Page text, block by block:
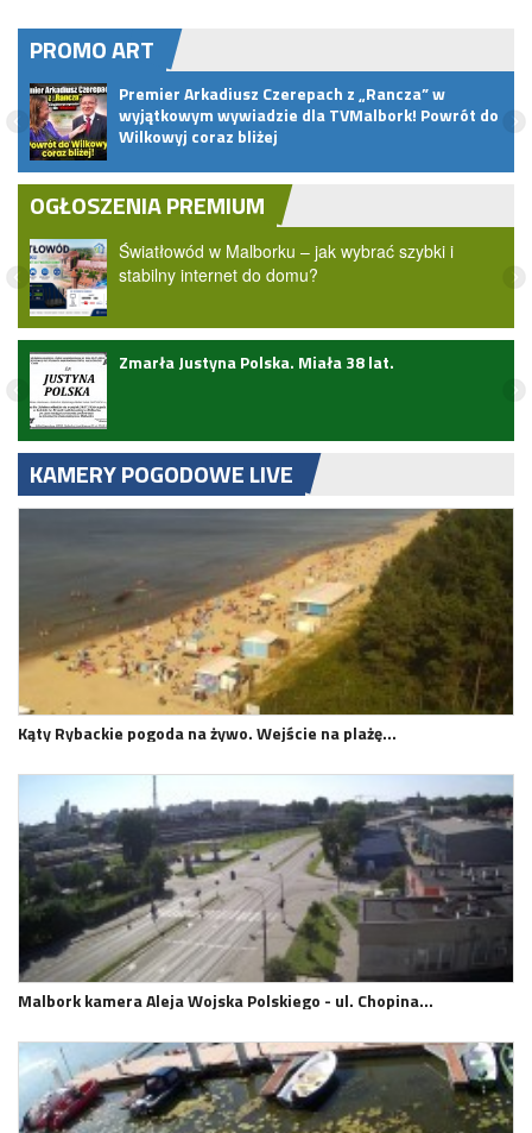
PROMO ART
Premier Arkadiusz Czerepach z „Rancza” w
wyjątkowym wywiadzie dla TVMalbork! Powrót do
Wilkowyj coraz bliżej
OGŁOSZENIA PREMIUM
Światłowód w Malborku – jak wybrać szybki i
stabilny internet do domu?
Zmarła Justyna Polska. Miała 38 lat.
KAMERY POGODOWE LIVE
Kąty Rybackie pogoda na żywo. Wejście na plażę…
Malbork kamera Aleja Wojska Polskiego - ul. Chopina…